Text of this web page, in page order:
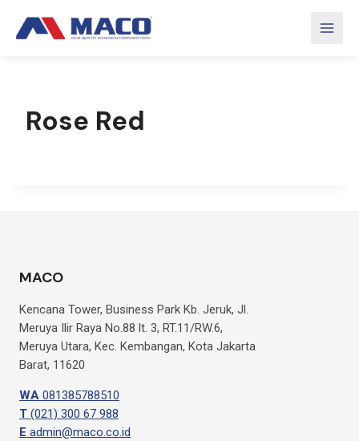
Rose Red
MACO
Kencana Tower, Business Park Kb. Jeruk, Jl.
Meruya Ilir Raya No.88 lt. 3, RT.11/RW.6,
Meruya Utara, Kec. Kembangan, Kota Jakarta
Barat, 11620
WA 081385788510
T (021) 300 67 988
E admin@maco.co.id